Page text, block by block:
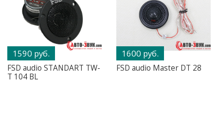
1590 руб.
FSD audio STANDART TW-
T 104 BL
1600 руб.
FSD audio Master DT 28